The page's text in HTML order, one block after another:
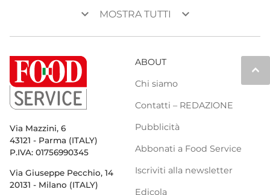
keyboard_arrow_down MOSTRA TUTTI keyboard_arrow_down
keyboard_arrow_up
Via Mazzini, 6
43121 - Parma (ITALY)
P.IVA: 01756990345
Via Giuseppe Pecchio, 14
20131 - Milano (ITALY)
ABOUT
Chi siamo
Contatti – REDAZIONE
Pubblicità
Abbonati a Food Service
Iscriviti alla newsletter
Edicola